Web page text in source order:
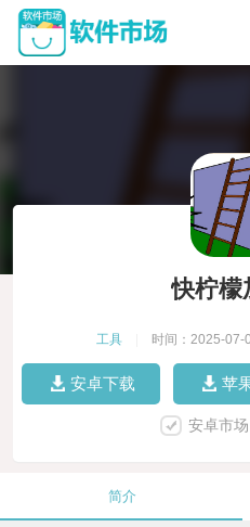
快柠檬
工具 时间：2025-07-
安卓下载 苹
安卓市
简介